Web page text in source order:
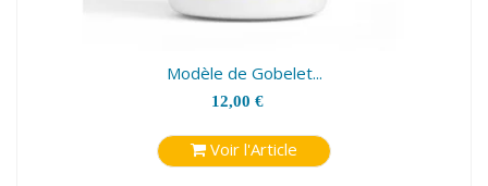
Modèle de Gobelet...
12,00 €
Voir l'Article